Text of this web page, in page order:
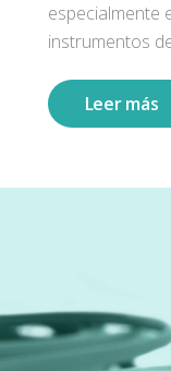
especialmente
instrumentos
Leer más